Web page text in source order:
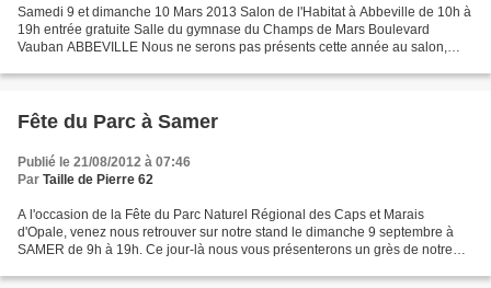
Samedi 9 et dimanche 10 Mars 2013 Salon de l'Habitat à Abbeville de 10h à
19h entrée gratuite Salle du gymnase du Champs de Mars Boulevard
Vauban ABBEVILLE Nous ne serons pas présents cette année au salon,
Fête du Parc à Samer
Publié le 21/08/2012 à 07:46
Par Taille de Pierre 62
A l'occasion de la Fête du Parc Naturel Régional des Caps et Marais
d'Opale, venez nous retrouver sur notre stand le dimanche 9 septembre à
SAMER de 9h à 19h. Ce jour-là nous vous présenterons un grès de notre